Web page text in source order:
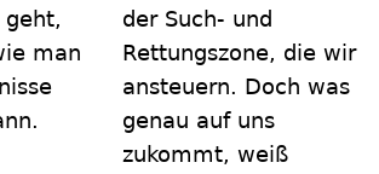
geht,
man
der Such- und
Rettungszone, die wir
ansteuern. Doch was
genau auf uns
zukommt, weiß